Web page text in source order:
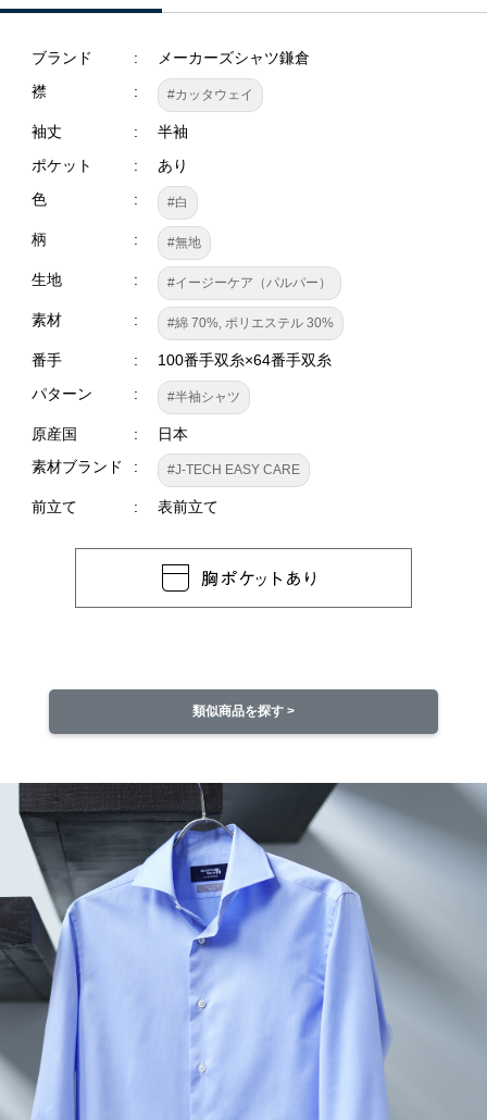
ブランド
メーカーズシャツ鎌倉
襟
#カッタウェイ
袖丈
半袖
ポケット
あり
色
#白
柄 #無地
生地 #イージーケア（パルパー）
素材 #綿 70%, ポリエステル 30%
番手
100番手双糸×64番手双糸
パターン
#半袖シャツ
原産国
日本
素材ブランド
#J-TECH EASY CARE
前立て 表前立て
類似商品を探す >